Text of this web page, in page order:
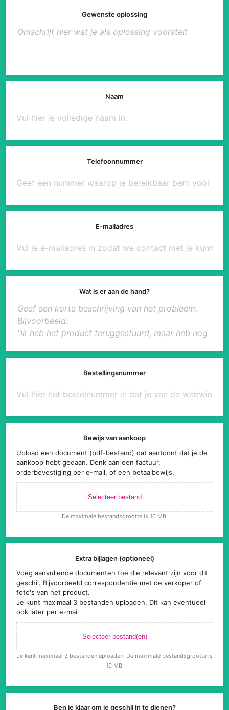
Gewenste oplossing
Naam
Telefoonnummer
E-mailadres
Wat is er aan de hand?
Bestellingsnummer
Bewijs van aankoop
Upload een document (pdf-bestand) dat aantoont dat je de
aankoop hebt gedaan. Denk aan een factuur,
orderbevestiging per e-mail, of een betaalbewijs.
Selecteer bestand
De maximale bestandsgrootte is 10 MB.
Extra bijlagen (optioneel)
Voeg aanvullende documenten toe die relevant zijn voor dit
geschil. Bijvoorbeeld correspondentie met de verkoper of
foto's van het product.
Je kunt maximaal 3 bestanden uploaden. Dit kan eventueel
ook later per e-mail
Selecteer bestand(en)
Je kunt maximaal 3 bestanden uploaden. De maximale bestandsgrootte is
10 MB.
Ben je klaar om je geschil in te dienen?